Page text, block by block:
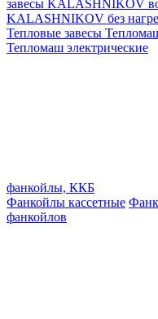
завесы KALASHNIKOV
KALASHNIKOV без
Тепловые завесы
Тепломаш электрические
фанкойлы, ККБ
Фанкойлы кассетные
фанкойлов